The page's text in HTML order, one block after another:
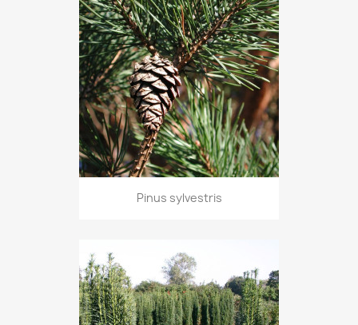
Pinus sylvestris